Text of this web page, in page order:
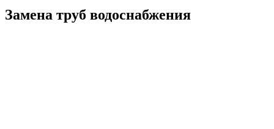
Замена труб водоснабжения